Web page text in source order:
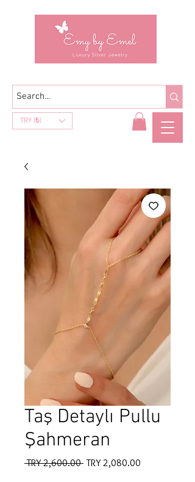
TRY (₺)
Taş Detaylı Pullu
Şahmeran
TRY 2,600.00 Regular
TRY 2,080.00